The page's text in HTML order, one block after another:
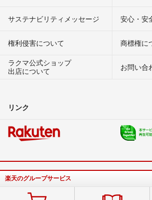
サステナビリティメッセージ 安心・安
権利侵害について
商標権に
ラクマ公式ショップ
出店について
お問い合
リンク
楽天のグループサービス